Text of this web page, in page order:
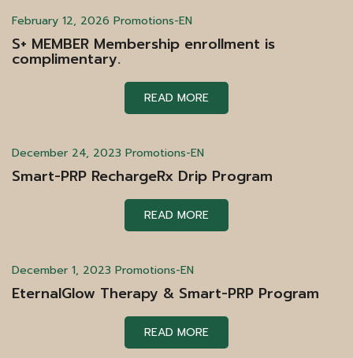
February 12, 2026 Promotions-EN
S+ MEMBER Membership enrollment is
complimentary.
READ MORE
December 24, 2023 Promotions-EN
Smart-PRP RechargeRx Drip Program
READ MORE
December 1, 2023 Promotions-EN
EternalGlow Therapy & Smart-PRP Program
READ MORE